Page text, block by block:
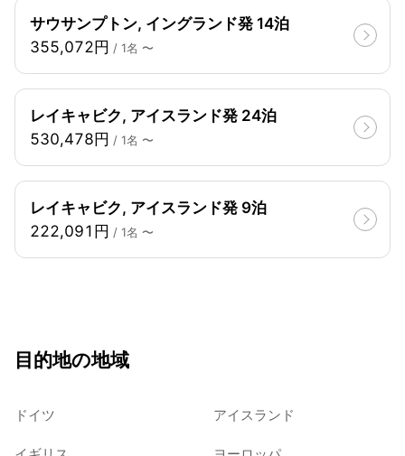
サウサンプトン, イングランド発 14泊
355,072円 / 1名 〜
レイキャビク, アイスランド発 24泊
530,478円 / 1名 〜
レイキャビク, アイスランド発 9泊
222,091円 / 1名 〜
目的地の地域
ドイツ アイスランド